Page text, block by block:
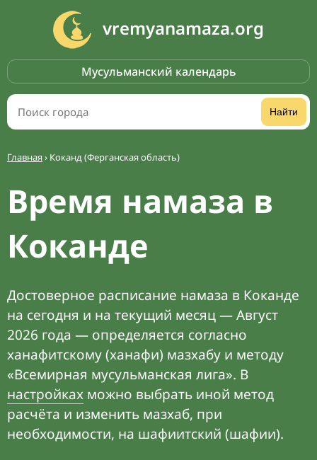
vremyanamaza.org
Мусульманский календарь
Найти
Главная› Коканд (Ферганская область)
Время намаза в
Коканде
Достоверное расписание намаза в Коканде
на сегодня и на текущий месяц — Август
2026 года — определяется согласно
ханафитскому (ханафи) мазхабу и методу
«Всемирная мусульманская лига». В
настройках можно выбрать иной метод
расчёта и изменить мазхаб, при
необходимости, на шафиитский (шафии).